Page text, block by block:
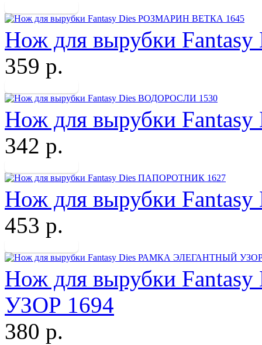
Нож для вырубки
359 р.
Нож для вырубки
342 р.
Нож для вырубки
453 р.
Нож для вырубки
УЗОР 1694
380 р.